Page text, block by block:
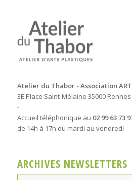
Atelier du Thabor - Association ART
3E Place Saint-Mélaine 35000 Rennes
-
Accueil téléphonique au 02 99 63 73
de 14h à 17h du mardi au vendredi
ARCHIVES NEWSLETTERS